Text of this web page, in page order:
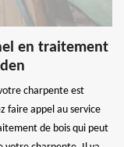
en traitement
charpente est
faire appel au service
de bois qui peut